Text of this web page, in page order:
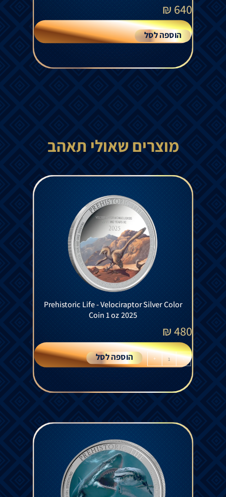
640
₪
הוספה לסל
מוצרים שאולי תאהב
Prehistoric Life - Velociraptor Silver Color
Coin 1 oz 2025
480
₪
-
+ הוספה לסל